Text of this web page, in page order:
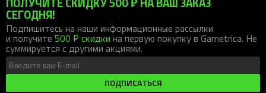
СЕГОДНЯ!
Подпишитесь на наши информационные рассылки
и получите 500 ₽ скидки на первую покупку в Gametrica. Не
суммируется с другими акциями.
ПОДПИСАТЬСЯ